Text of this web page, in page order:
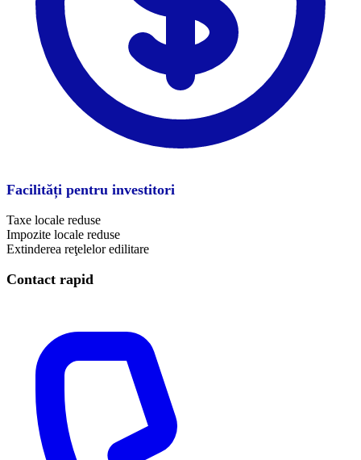
Facilități pentru investitori
Taxe locale reduse
Impozite locale reduse
Extinderea reţelelor edilitare
Contact rapid